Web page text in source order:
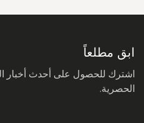
ابق مطلعاً
اشترك للحصول على أحدث
الحصرية.